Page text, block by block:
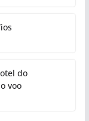
do
voo